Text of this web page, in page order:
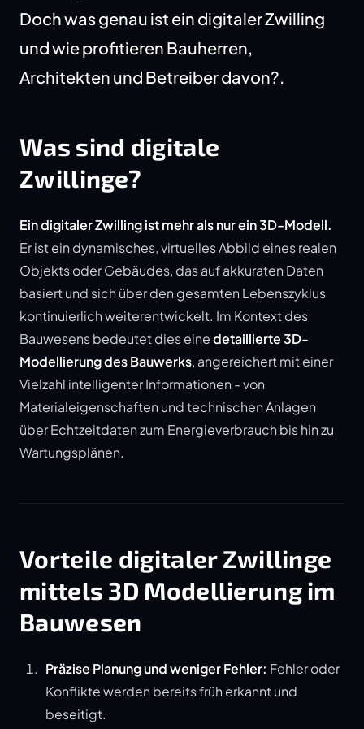
Doch was genau ist ein digitaler Zwilling
und wie profitieren Bauherren,
Architekten und Betreiber davon?.
Was sind digitale
Zwillinge?
Ein digitaler Zwilling ist mehr als nur ein 3D-Modell.
Er ist ein dynamisches, virtuelles Abbild eines realen
Objekts oder Gebäudes, das auf akkuraten Daten
basiert und sich über den gesamten Lebenszyklus
kontinuierlich weiterentwickelt. Im Kontext des
Bauwesens bedeutet dies einedetaillierte 3D-
Modellierung des Bauwerks, angereichert mit einer
Vielzahl intelligenter Informationen - von
Materialeigenschaften und technischen Anlagen
über Echtzeitdaten zum Energieverbrauch bis hin zu
Wartungsplänen.
Vorteile digitaler Zwillinge
mittels 3D Modellierung im
Bauwesen
Präzise Planung und weniger Fehler: Fehler oder
Konflikte werden bereits früh erkannt und
beseitigt.